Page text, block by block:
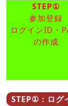
STEP①
参加登録
ログインID・
の作成
STEP①：ログ